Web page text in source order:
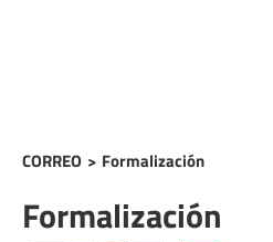
CORREO > Formalización
Formalización